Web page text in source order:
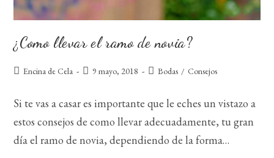
¿Como llevar el ramo de novia?
Autor
entrada:
Encina de Cela
Publicación
entrada:
9 mayo, 2018
Categoría
entrada:
Bodas / Consejos
Si te vas a casar es importante que le eches un vistazo a
estos consejos de como llevar adecuadamente, tu gran
día el ramo de novia, dependiendo de la forma…